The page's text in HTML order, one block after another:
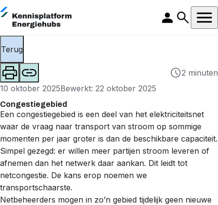
Terug
2 minuten
10 oktober 2025Bewerkt: 22 oktober 2025
Congestiegebied
Een congestiegebied is een deel van het elektriciteitsnet
waar de vraag naar transport van stroom op sommige
momenten per jaar groter is dan de beschikbare capaciteit.
Simpel gezegd: er willen meer partijen stroom leveren of
afnemen dan het netwerk daar aankan. Dit leidt tot
netcongestie. De kans erop noemen we
transportschaarste.
Netbeheerders mogen in zo’n gebied tijdelijk geen nieuwe